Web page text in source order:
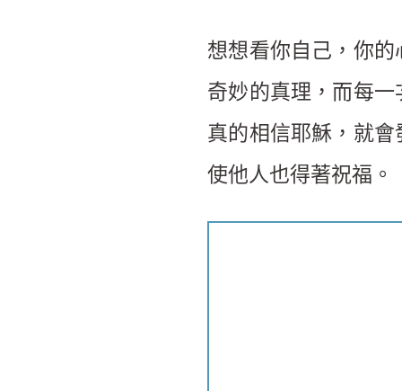
想想看你自己，你
奇妙的真理，而每
真的相信耶穌，就
使他人也得著祝福。